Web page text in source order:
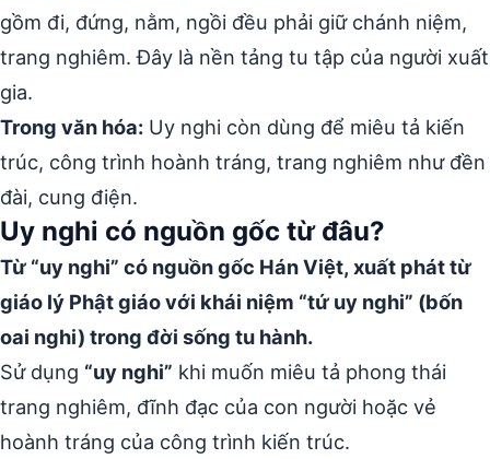
gồm đi, đứng, nằm, ngồi đều phải giữ chánh niệm,
trang nghiêm. Đây là nền tảng tu tập của người xuất
gia.
Trong văn hóa: Uy nghi còn dùng để miêu tả kiến
trúc, công trình hoành tráng, trang nghiêm như đền
đài, cung điện.
Uy nghi có nguồn gốc từ đâu?
Từ “uy nghi” có nguồn gốc Hán Việt, xuất phát từ
giáo lý Phật giáo với khái niệm “tứ uy nghi” (bốn
oai nghi) trong đời sống tu hành.
Sử dụng “uy nghi” khi muốn miêu tả phong thái
trang nghiêm, đĩnh đạc của con người hoặc vẻ
hoành tráng của công trình kiến trúc.